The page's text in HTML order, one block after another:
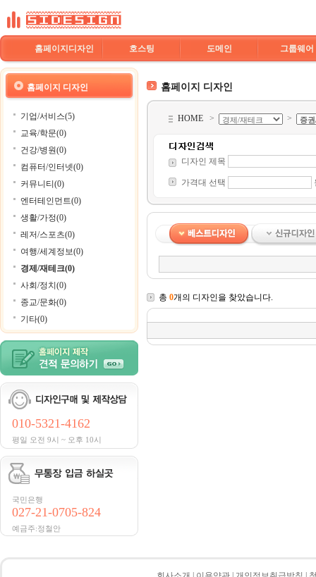
홈페이지디자인 호스팅 도메인 그룹웨어
홈페이지 디자인
기업/서비스(5)
교육/학문(0)
건강/병원(0)
컴퓨터/인터넷(0)
커뮤니티(0)
엔터테인먼트(0)
생활/가정(0)
레저/스포츠(0)
여행/세계정보(0)
경제/재테크(0)
사회/정치(0)
종교/문화(0)
기타(0)
010-5321-4162
평일 오전 9시 ~ 오후 10시
국민은행
027-21-0705-824
예금주:정철안
홈페이지 디자인
HOME > >
디자인 제목
가격대 선택
총 0개의 디자인을 찾았습니다.